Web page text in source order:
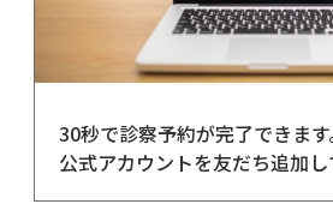
30秒で診察予約が完了できま
公式アカウントを友だち追加し